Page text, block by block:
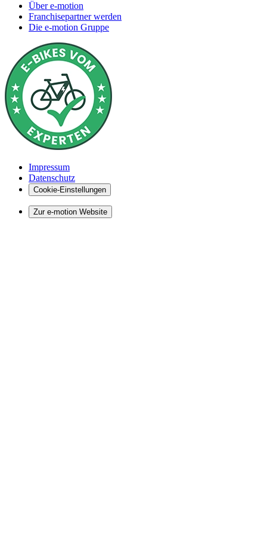
Über e-motion
Franchisepartner werden
Die e-motion Gruppe
Impressum
Datenschutz
Cookie-Einstellungen
Zur e-motion Website